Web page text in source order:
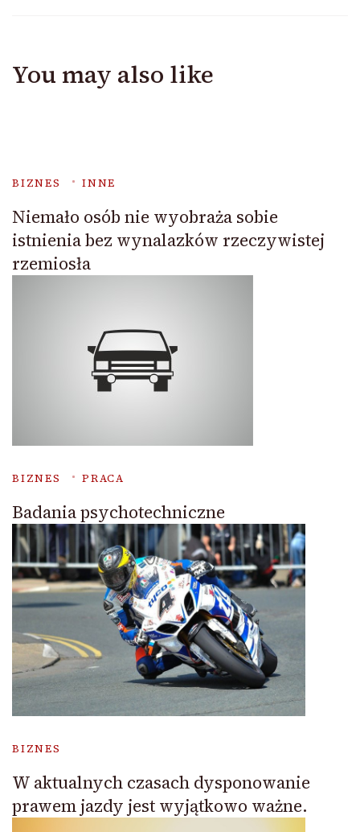
You may also like
BIZNES INNE
Niemało osób nie wyobraża sobie
istnienia bez wynalazków rzeczywistej
rzemiosła
BIZNES PRACA
Badania psychotechniczne
BIZNES
W aktualnych czasach dysponowanie
prawem jazdy jest wyjątkowo ważne.